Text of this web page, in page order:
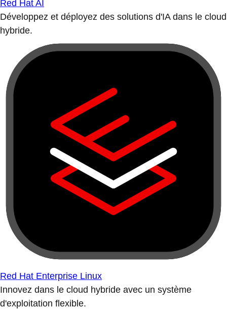
Red Hat AI
Développez et déployez des solutions d'IA dans le cloud
hybride.
Red Hat Enterprise Linux
Innovez dans le cloud hybride avec un système
d'exploitation flexible.